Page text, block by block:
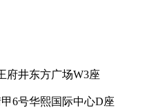
府井东方广场W3座
6号华熙国际中心D座